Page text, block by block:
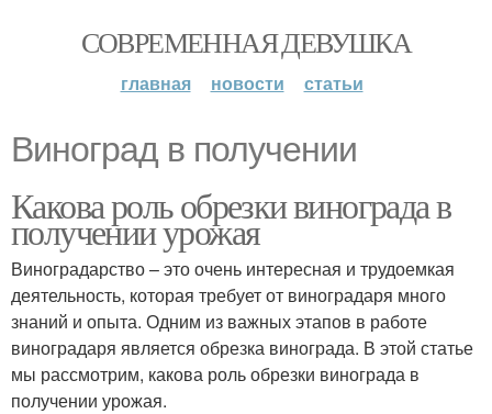
СОВРЕМЕННАЯ ДЕВУШКА
главная новости статьи
Виноград в получении
Какова роль обрезки винограда в
получении урожая
Виноградарство – это очень интересная и трудоемкая
деятельность, которая требует от виноградаря много
знаний и опыта. Одним из важных этапов в работе
виноградаря является обрезка винограда. В этой статье
мы рассмотрим, какова роль обрезки винограда в
получении урожая.